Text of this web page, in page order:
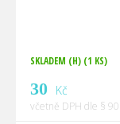
SKLADEM (H) (1 KS)
30 Kč
včetně DPH dle § 90